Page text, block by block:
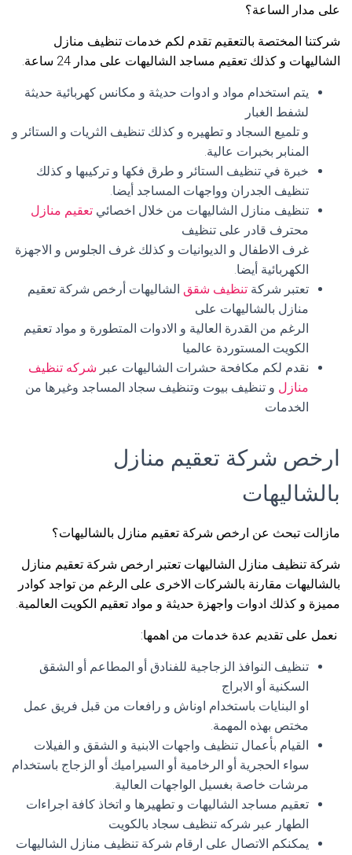
على مدار الساعة؟
شركتنا المختصة بالتعقيم تقدم لكم خدمات تنظيف منازل
الشاليهات و كذلك تعقيم مساجد الشاليهات على مدار 24 ساعة.
يتم استخدام مواد و ادوات حديثة و مكانس كهربائية حديثة
لشفط الغبار
و تلميع السجاد و تطهيره و كذلك تنظيف الثريات و الستائر و
المنابر بخبرات عالية.
خبرة في تنظيف الستائر و طرق فكها و تركيبها و كذلك
تنظيف الجدران وواجهات المساجد أيضا.
تنظيف منازل الشاليهات من خلال اخصائي تعقيم منازل
محترف قادر على تنظيف
غرف الاطفال و الديوانيات و كذلك غرف الجلوس و الاجهزة
الكهربائية أيضا.
تعتبر شركة تنظيف شقق الشاليهات أرخص شركة تعقيم
منازل بالشاليهات على
الرغم من القدرة العالية و الادوات المتطورة و مواد تعقيم
الكويت المستوردة عالميا
نقدم لكم مكافحة حشرات الشاليهات عبر شركه تنظيف
منازل و تنظيف بيوت وتنظيف سجاد المساجد وغيرها من
الخدمات
ارخص شركة تعقيم منازل
بالشاليهات
مازالت تبحث عن ارخص شركة تعقيم منازل بالشاليهات؟
شركة تنظيف منازل الشاليهات تعتبر ارخص شركة تعقيم منازل
بالشاليهات مقارنة بالشركات الاخرى على الرغم من تواجد كوادر
مميزة و كذلك ادوات واجهزة حديثة و مواد تعقيم الكويت العالمية.
نعمل على تقديم عدة خدمات من اهمها:
تنظيف النوافذ الزجاجية للفنادق أو المطاعم أو الشقق
السكنية أو الابراج
او البنايات باستخدام اوناش و رافعات من قبل فريق عمل
مختص بهذه المهمة.
القيام بأعمال تنظيف واجهات الابنية و الشقق و الفيلات
سواء الحجرية أو الرخامية أو السيراميك أو الزجاج باستخدام
مرشات خاصة بغسيل الواجهات العالية.
تعقيم مساجد الشاليهات و تطهيرها و اتخاذ كافة اجراءات
الطهار عبر شركه تنظيف سجاد بالكويت
يمكنكم الاتصال على ارقام شركة تنظيف منازل الشاليهات